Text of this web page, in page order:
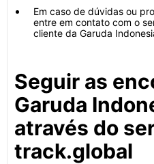
Em caso de dúvidas ou
entre em contato com o
cliente da Garuda
Seguir as
Garuda
através do
track.global